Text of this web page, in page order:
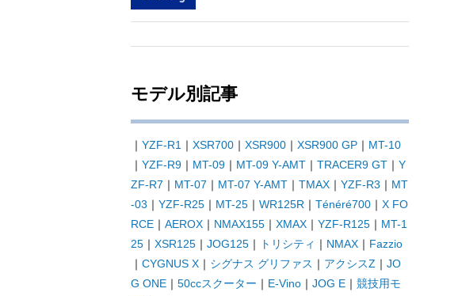
モデル別記事
｜ YZF-R1 ｜ XSR700｜ XSR900｜ XSR900 GP｜ MT-10
｜ YZF-R9｜ MT-09｜ MT-09 Y-AMT｜ TRACER9 GT｜ Y
ZF-R7 ｜ MT-07 ｜ MT-07 Y-AMT｜ TMAX｜ YZF-R3 ｜ MT
-03 ｜ YZF-R25｜ MT-25｜ WR125R ｜ Ténéré700｜ X FO
RCE｜ AEROX｜ NMAX155｜ XMAX｜ YZF-R125｜ MT-1
25｜ XSR125｜ JOG125｜ トリシティ ｜ NMAX｜ Fazzio
｜ CYGNUS X｜ シグナス グリファス ｜ アクシスZ ｜ JO
G ONE｜ 50ccスクーター ｜ E-Vino｜ JOG E｜ 競技用モ